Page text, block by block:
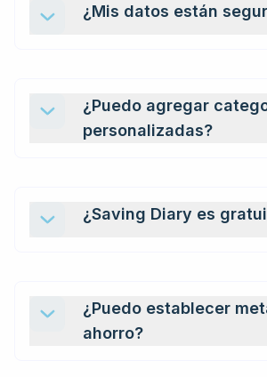
¿Mis datos están
¿Puedo agregar
personalizadas?
¿Saving Diary es
¿Puedo establecer
ahorro?